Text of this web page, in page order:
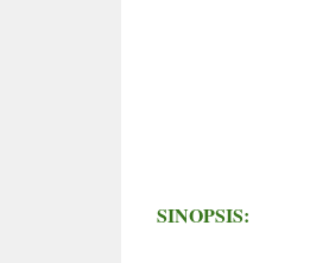
SINOPSIS: